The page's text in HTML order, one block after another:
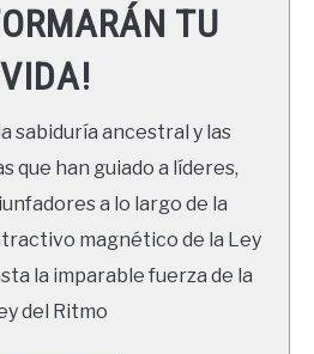
TU
VIDA!
sabiduría ancestral y las
que han guiado a líderes,
a lo largo de la
magnético de la Ley
la imparable fuerza de la
del Ritmo